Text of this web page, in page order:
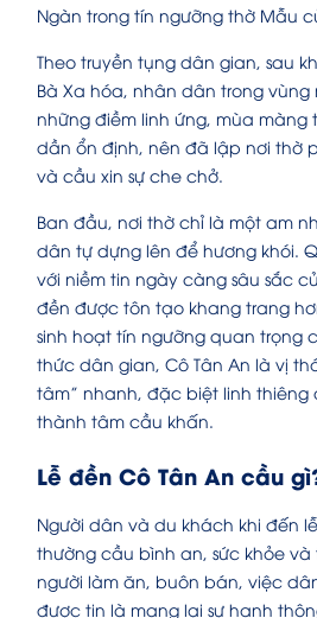
Ngàn trong tín ngưỡng thờ Mẫu
Theo truyền tụng dân gian, sau
Bà Xa hóa, nhân dân trong vùng
những điềm linh ứng, mùa màng
dần ổn định, nên đã lập nơi thờ
và cầu xin sự che chở.
Ban đầu, nơi thờ chỉ là một am
dân tự dựng lên để hương khói.
với niềm tin ngày càng sâu sắc
đền được tôn tạo khang trang
sinh hoạt tín ngưỡng quan trọng
thức dân gian, Cô Tân An là vị
tâm” nhanh, đặc biệt linh thiêng
thành tâm cầu khấn.
Lễ đền Cô Tân An cầu
Người dân và du khách khi đến
thường cầu bình an, sức khỏe và
người làm ăn, buôn bán, việc
được tin là mang lại sự hanh